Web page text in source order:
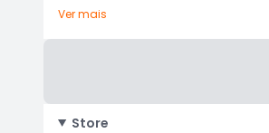
Ver mais
Store